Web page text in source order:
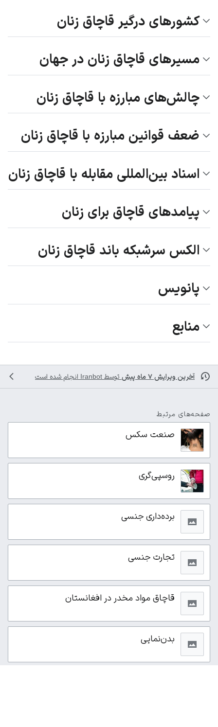
کشورهای درگیر قاچاق زنان
مسیرهای قاچاق زنان در جهان
چالش‌های مبارزه با قاچاق زنان
ضعف قوانین مبارزه با قاچاق زنان
اسناد بین‌المللی مقابله با قاچاق زنان
پیامدهای قاچاق برای زنان
الکس سرشبکه باند قاچاق زنان
پانویس
منابع
آخرین ویرایش ۷ ماه پیش توسط Iranbot انجام شده است
صفحه‌های مرتبط
صنعت سکس
روسپی‌گری
برده‌داری جنسی
تجارت جنسی
قاچاق مواد مخدر در افغانستان
بدن‌نمایی